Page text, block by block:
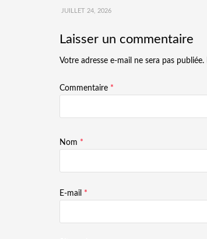
JUILLET 24, 2026
Laisser un commentaire
Votre adresse e-mail ne sera pas publiée.
Commentaire *
Nom *
E-mail *